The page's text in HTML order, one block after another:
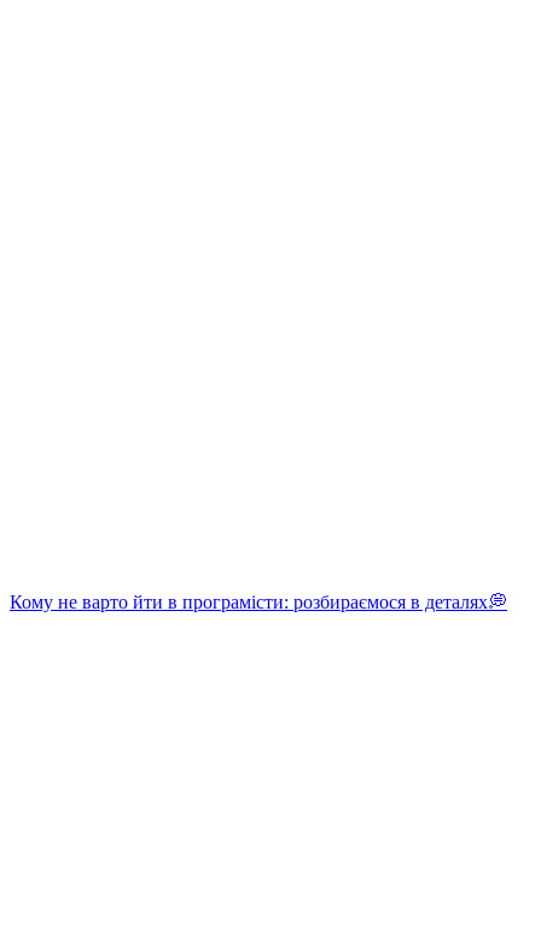
Кому не варто йти в програмісти: розбираємося в деталях💭